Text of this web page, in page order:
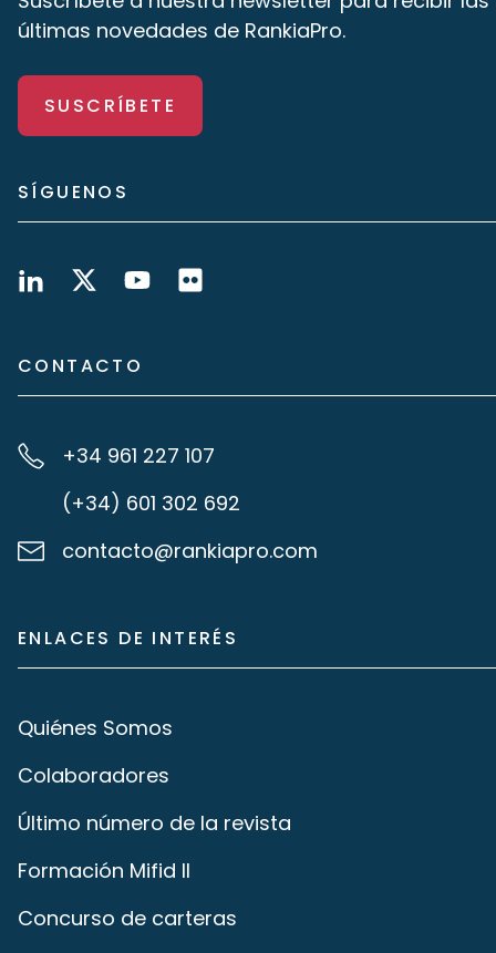
últimas novedades de RankiaPro.
SUSCRÍBETE
SÍGUENOS
CONTACTO
+34 961 227 107
(+34) 601 302 692
contacto@rankiapro.com
ENLACES DE INTERÉS
Quiénes Somos
Colaboradores
Último número de la revista
Formación Mifid II
Concurso de carteras